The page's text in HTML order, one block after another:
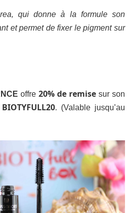
qui donne à la formule son
et permet de fixer le pigment sur
offre 20% de remise sur son
BIOTYFULL20. (Valable jusqu’au